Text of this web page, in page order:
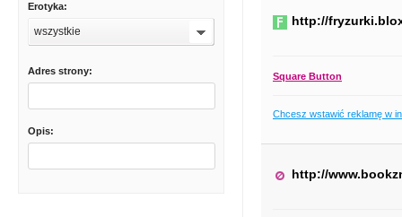
Erotyka:
wszystkie
Adres strony:
Opis:
http://
Square Button
Chcesz wstawić reklamę w
http://